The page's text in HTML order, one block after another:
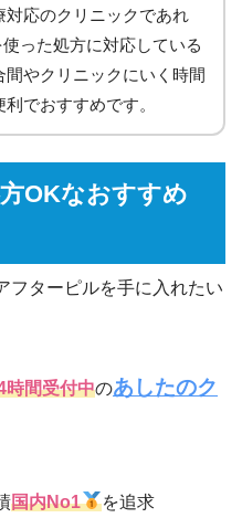
対応のクリニックであれ
った処方に対応している
間やクリニックにいく時間
でおすすめです。
OKなおすすめ
フターピルを手に入れたい
時間受付中のあしたのク
国内No1
を追求